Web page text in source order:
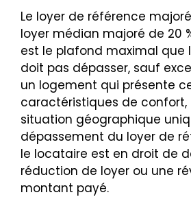
Le loyer de référence
loyer médian majoré de 20
est le plafond maximal que
doit pas dépasser, sauf
un logement qui présente
caractéristiques de confort,
situation géographique
dépassement du loyer de
le locataire est en droit de
réduction de loyer ou une
montant payé.